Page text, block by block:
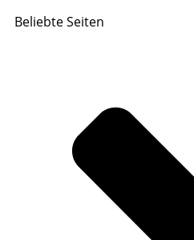
Beliebte Seiten